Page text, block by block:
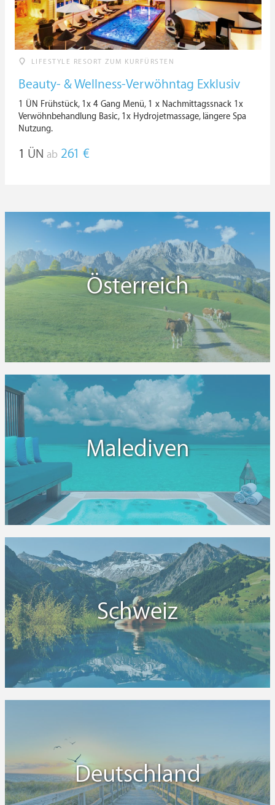
LIFESTYLE RESORT ZUM KURFÜRSTEN
Beauty- & Wellness-Verwöhntag Exklusiv
1 ÜN Frühstück, 1x 4 Gang Menü, 1 x Nachmittagssnack 1x
Verwöhnbehandlung Basic, 1x Hydrojetmassage, längere Spa
Nutzung.
1 ÜN ab 261 €
Österreich
Malediven
Schweiz
Deutschland